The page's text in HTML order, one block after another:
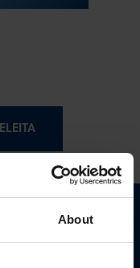
About